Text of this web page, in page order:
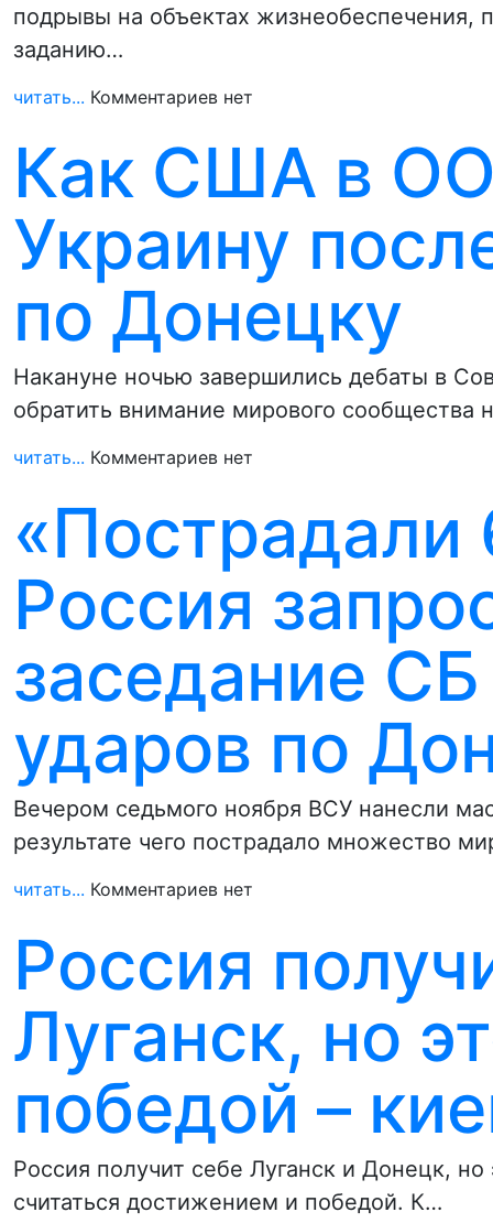
подрывы на объектах жизнеобеспечения,
заданию…
читать... Комментариев нет
Как США в
Украину
по Донецку
Накануне ночью завершились дебаты в
обратить внимание мирового
читать... Комментариев нет
«Пострадали
Россия
заседание
ударов по
Вечером седьмого ноября ВСУ нанесли
результате чего пострадало множество
читать... Комментариев нет
Россия
Луганск, но
победой –
Россия получит себе Луганск и Донецк,
считаться достижением и победой. К…